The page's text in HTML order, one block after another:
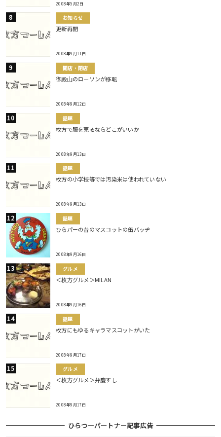
2008年5月2日
お知らせ
更新再開
2008年9月11日
開店・閉店
御殿山のローソンが移転
2008年9月12日
話題
枚方で服を売るならどこがいいか
2008年9月13日
話題
枚方の小学校等では汚染米は使われていない
2008年9月13日
話題
ひらパーの昔のマスコットの缶バッヂ
2008年9月16日
グルメ
＜枚方グルメ＞MILAN
2008年9月16日
話題
枚方にもゆるキャラマスコットがいた
2008年9月17日
グルメ
＜枚方グルメ＞弁慶すし
2008年9月17日
ひらつーパートナー記事広告